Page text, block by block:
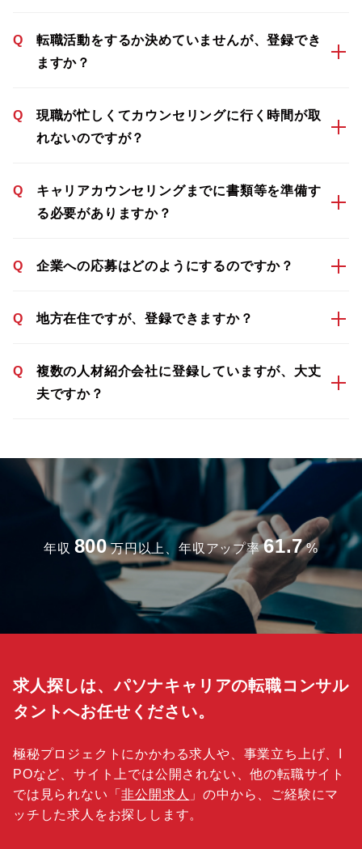
Q
転職活動をするか決めていませんが、登録でき
ますか？
Q
現職が忙しくてカウンセリングに行く時間が取
れないのですが？
Q
キャリアカウンセリングまでに書類等を準備す
る必要がありますか？
Q 企業への応募はどのようにするのですか？
Q 地方在住ですが、登録できますか？
Q
複数の人材紹介会社に登録していますが、大丈
夫ですか？
年収 800 万円以上、年収アップ率 61.7 %
求人探しは、パソナキャリアの転職コンサル
タントへお任せください。
極秘プロジェクトにかかわる求人や、事業立ち上げ、I
POなど、サイト上では公開されない、他の転職サイト
では見られない「非公開求人 」の中から、ご経験にマ
ッチした求人をお探しします。